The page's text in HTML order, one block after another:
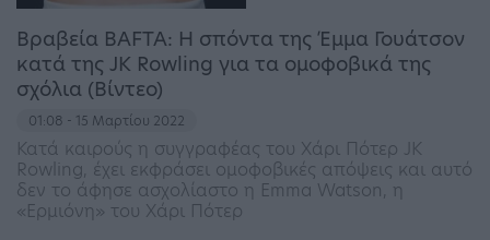
Βραβεία BAFTA: Η σπόντα της Έμμα Γουάτσον
κατά της JK Rowling για τα ομοφοβικά της
σχόλια (Βίντεο)
01:08 - 15 Μαρτίου 2022
Κατά καιρούς η συγγραφέας του Χάρι Πότερ JK
Rowling, έχει εκφράσει ομοφοβικές απόψεις και αυτό
δεν το άφησε ασχολίαστο η Emma Watson, η
«Ερμιόνη» του Χάρι Πότερ